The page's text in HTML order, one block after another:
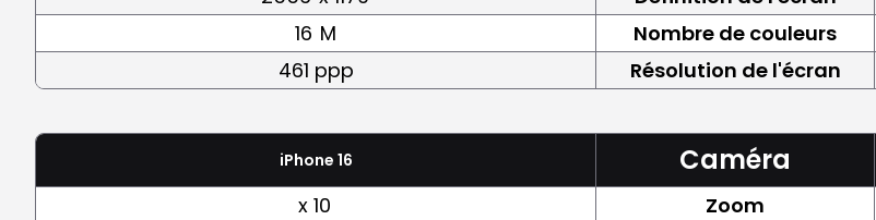
16 M Nombre de couleurs
461 ppp
Résolution de l'écran
iPhone 16 Caméra
x 10 Zoom